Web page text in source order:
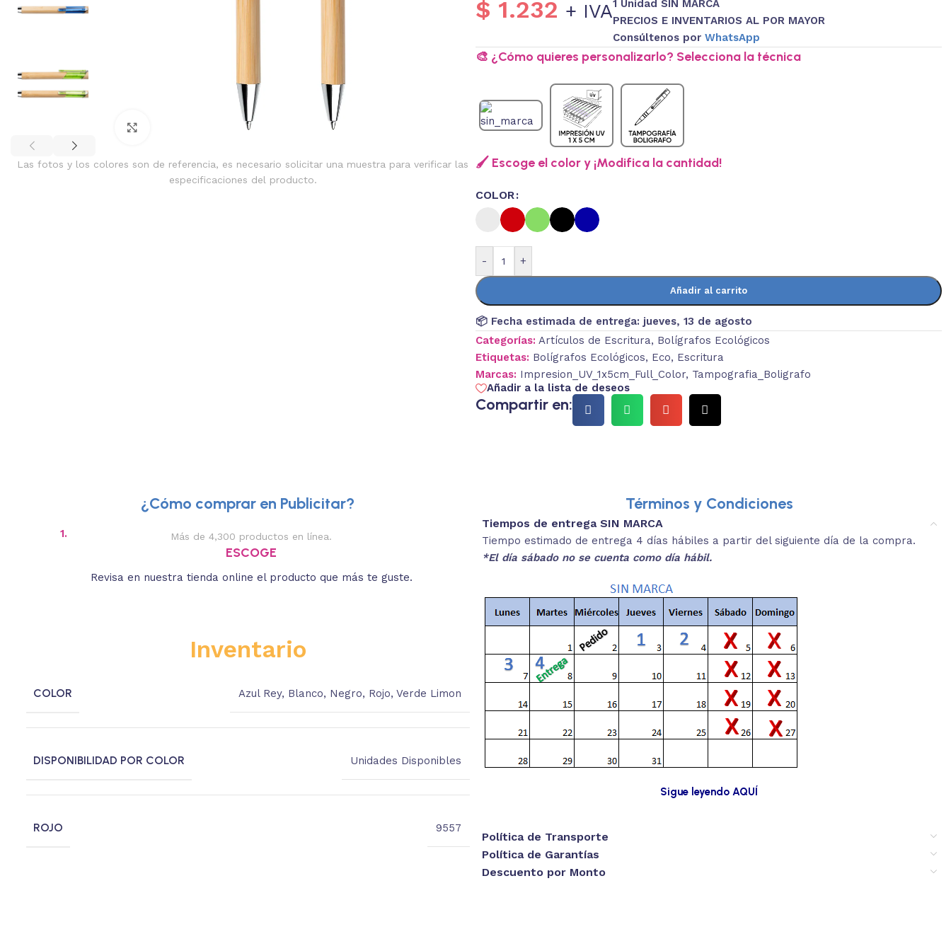
Las fotos y los colores son de referencia, es necesario solicitar una muestra para verificar las
especificaciones del producto.
$ 1.232 + IVA1 Unidad SIN MARCA
PRECIOS E INVENTARIOS AL POR MAYOR
Consúltenos por WhatsApp
🎨 ¿Cómo quieres personalizarlo? Selecciona la técnica
🖌️ Escoge el color y ¡Modifica la cantidad!
COLOR
- +
Añadir al carrito
📦 Fecha estimada de entrega: jueves, 13 de agosto
Categorías: Artículos de Escritura, Bolígrafos Ecológicos
Etiquetas: Bolígrafos Ecológicos, Eco, Escritura
Marcas: Impresion_UV_1x5cm_Full_Color, Tampografia_Boligrafo
Añadir a la lista de deseos
Compartir en:
¿Cómo comprar en Publicitar?
1. Más de 4,300 productos en línea.
ESCOGE
Revisa en nuestra tienda online el producto que más te guste.
Descripciones breves y medidas aproximadas.
REVISA
estás buscando.
3.
Inventario
COLOR Azul Rey, Blanco, Negro, Rojo, Verde Limon
DISPONIBILIDAD POR COLOR Unidades Disponibles
ROJO 9557
Términos y Condiciones
Tiempos de entrega SIN MARCA
Tiempo estimado de entrega 4 días hábiles a partir del siguiente día de la compra.
*El día sábado no se cuenta como día hábil.
Sigue leyendo AQUÍ
Política de Transporte
Política de Garantías
Descuento por Monto